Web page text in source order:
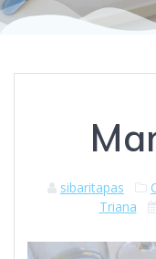
sibaritapas
Triana